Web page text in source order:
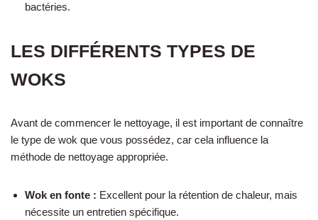
bactéries.
LES DIFFÉRENTS TYPES DE
WOKS
Avant de commencer le nettoyage, il est important de connaître
le type de wok que vous possédez, car cela influence la
méthode de nettoyage appropriée.
Wok en fonte : Excellent pour la rétention de chaleur, mais
nécessite un entretien spécifique.